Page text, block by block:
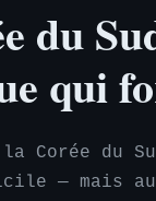
du
qui
Corée du
— mais